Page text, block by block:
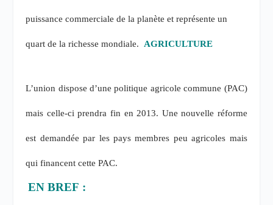
puissance commerciale de la planète et représente un
quart de la richesse mondiale. AGRICULTURE
L’union dispose d’une politique agricole commune (PAC)
mais celle-ci prendra fin en 2013. Une nouvelle réforme
est demandée par les pays membres peu agricoles mais
qui financent cette PAC.
EN BREF :